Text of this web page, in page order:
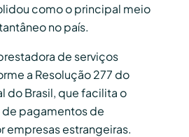
como o principal meio
no país.
de serviços
a Resolução 277 do
do Brasil, que facilita o
pagamentos de
empresas estrangeiras.